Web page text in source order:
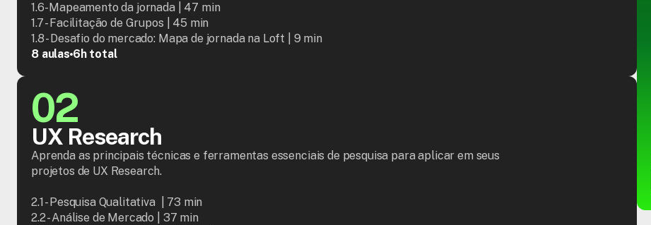
1.6- Mapeamento da jornada | 47 min
1.7 - Facilitação de Grupos | 45 min
1.8 - Desafio do mercado: Mapa de jornada na Loft | 9 min
8 aulas 6h total
02
UX Research
Aprenda as principais técnicas e ferramentas essenciais de pesquisa para aplicar em seus
projetos de UX Research.
2.1 - Pesquisa Qualitativa  | 73 min
2.2 - Análise de Mercado | 37 min